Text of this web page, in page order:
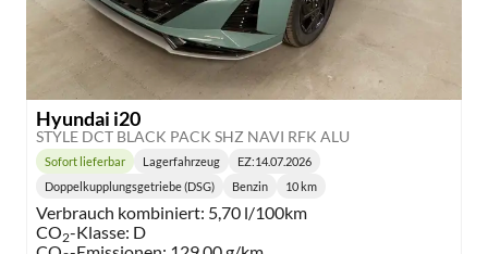
Hyundai i20
STYLE DCT BLACK PACK SHZ NAVI RFK ALU
Lieferzeit:
Sofort lieferbar Lagerfahrzeug EZ:14.07.2026
Getriebe:
Doppelkupplungsgetriebe (DSG) Benzin 10 km
Verbrauch kombiniert: 5,70 l/100km
CO2-Klasse: D